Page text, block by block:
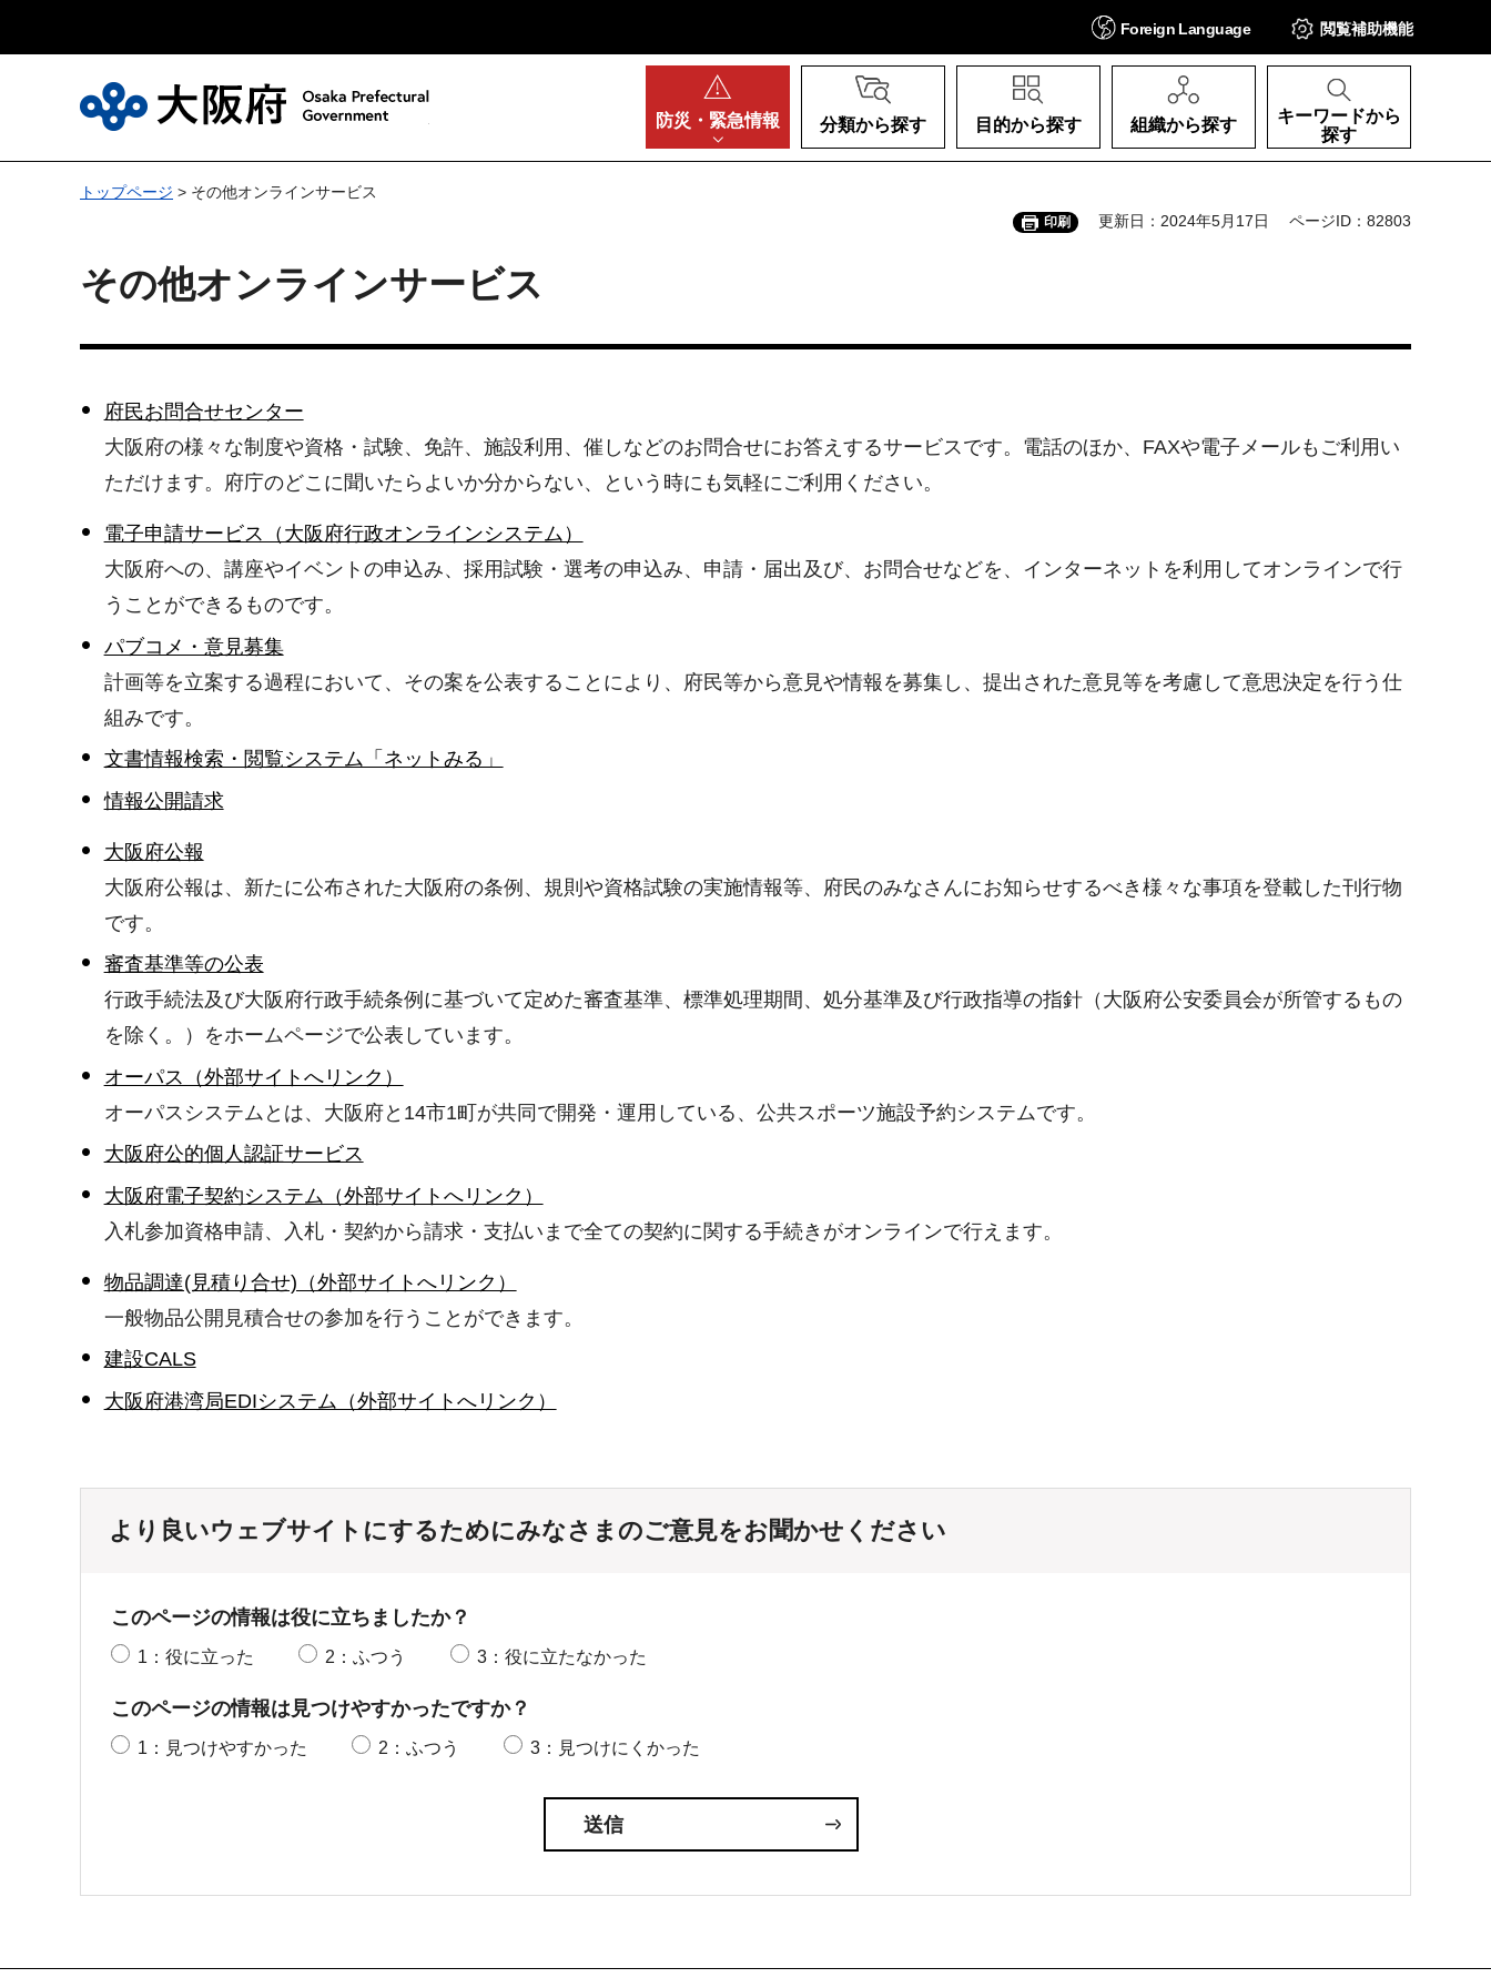
Foreign Language 閲覧補助機能
防災・ 緊急情報 分類から探す 目的から探す 組織から探す
キーワードから
探す
トップページ > その他オンラインサービス
印刷 更新日：2024年5月17日 ページID：82803
その他オンラインサービス
府民お問合せセンター
大阪府の様々な制度や資格・試験、免許、施設利用、催しなどのお問合せにお答えするサービスです。電話のほか、FAXや電子メールもご利用い
ただけます。府庁のどこに聞いたらよいか分からない、という時にも気軽にご利用ください。
電子申請サービス（大阪府行政オンラインシステム）
大阪府への、講座やイベントの申込み、採用試験・選考の申込み、申請・届出及び、お問合せなどを、インターネットを利用してオンラインで行
うことができるものです。
パブコメ・意見募集
計画等を立案する過程において、その案を公表することにより、府民等から意見や情報を募集し、提出された意見等を考慮して意思決定を行う仕
組みです。
文書情報検索・閲覧システム「ネットみる」
情報公開請求
大阪府公報
大阪府公報は、新たに公布された大阪府の条例、規則や資格試験の実施情報等、府民のみなさんにお知らせするべき様々な事項を登載した刊行物
です。
審査基準等の公表
行政手続法及び大阪府行政手続条例に基づいて定めた審査基準、標準処理期間、処分基準及び行政指導の指針（大阪府公安委員会が所管するもの
を除く。）をホームページで公表しています。
オーパス（外部サイトへリンク）
オーパスシステムとは、大阪府と14市1町が共同で開発・運用している、公共スポーツ施設予約システムです。
大阪府公的個人認証サービス
大阪府電子契約システム（外部サイトへリンク）
入札参加資格申請、入札・契約から請求・支払いまで全ての契約に関する手続きがオンラインで行えます。
物品調達(見積り合せ)（外部サイトへリンク）
一般物品公開見積合せの参加を行うことができます。
建設CALS
大阪府港湾局EDIシステム（外部サイトへリンク）
より良いウェブサイトにするためにみなさまのご意見をお聞かせください
このページの情報は役に立ちましたか？
1：役に立った 2：ふつう 3：役に立たなかった
このページの情報は見つけやすかったですか？
1：見つけやすかった 2：ふつう 3：見つけにくかった